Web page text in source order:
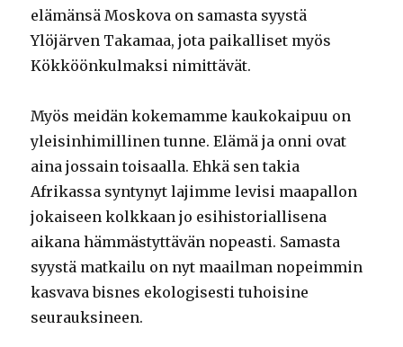
elämänsä Moskova on samasta syystä
Ylöjärven Takamaa, jota paikalliset myös
Kökköönkulmaksi nimittävät.
Myös meidän kokemamme kaukokaipuu on
yleisinhimillinen tunne. Elämä ja onni ovat
aina jossain toisaalla. Ehkä sen takia
Afrikassa syntynyt lajimme levisi maapallon
jokaiseen kolkkaan jo esihistoriallisena
aikana hämmästyttävän nopeasti. Samasta
syystä matkailu on nyt maailman nopeimmin
kasvava bisnes ekologisesti tuhoisine
seurauksineen.